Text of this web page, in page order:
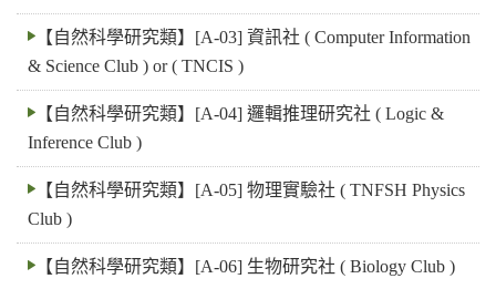
【自然科學研究類】[A-03] 資訊社 ( Computer Information
& Science Club ) or ( TNCIS )
【自然科學研究類】[A-04] 邏輯推理研究社 ( Logic &
Inference Club )
【自然科學研究類】[A-05] 物理實驗社 ( TNFSH Physics
Club )
【自然科學研究類】[A-06] 生物研究社 ( Biology Club )